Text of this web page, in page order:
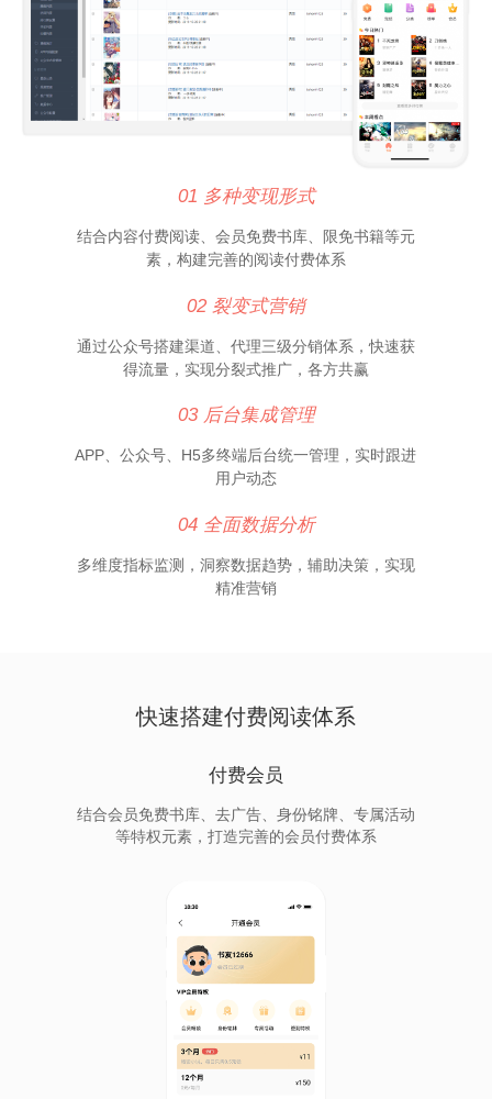
01 多种变现形式
结合内容付费阅读、会员免费书库、限免书籍等元
素，构建完善的阅读付费体系
02 裂变式营销
通过公众号搭建渠道、代理三级分销体系，快速获
得流量，实现分裂式推广，各方共赢
03 后台集成管理
APP、公众号、H5多终端后台统一管理，实时跟进
用户动态
04 全面数据分析
多维度指标监测，洞察数据趋势，辅助决策，实现
精准营销
快速搭建付费阅读体系
付费会员
结合会员免费书库、去广告、身份铭牌、专属活动
等特权元素，打造完善的会员付费体系